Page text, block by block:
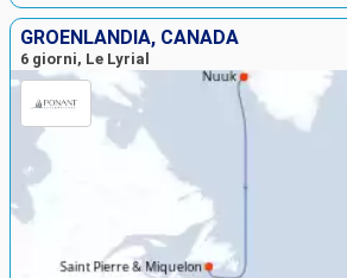
GROENLANDIA, CANADA
6 giorni, Le Lyrial